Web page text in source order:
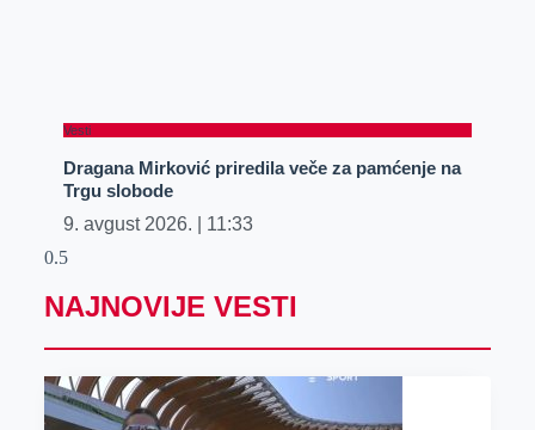
Vesti
Dragana Mirković priredila veče za pamćenje na
Trgu slobode
9. avgust 2026.
11:33
NAJNOVIJE VESTI